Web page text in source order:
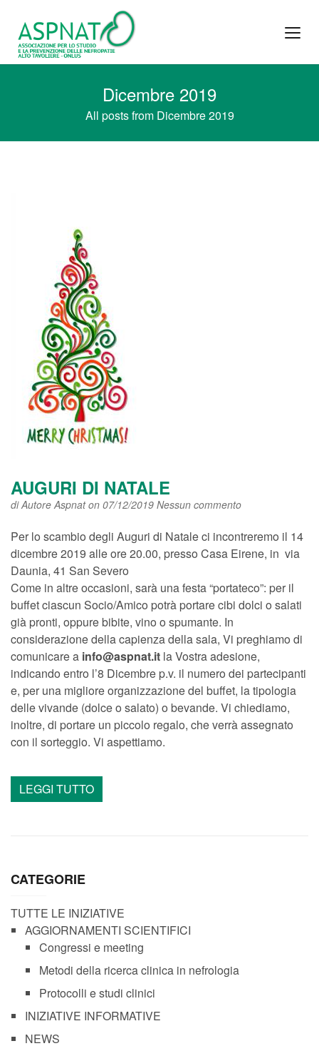
Dicembre 2019
All posts from Dicembre 2019
AUGURI DI NATALE
diAutore Aspnaton 07/12/2019 Nessun commento
Per lo scambio degli Auguri di Natale ci incontreremo il 14
dicembre 2019 alle ore 20.00, presso Casa Eirene, in via
Daunia, 41 San Severo
Come in altre occasioni, sarà una festa “portateco”: per il
buffet ciascun Socio/Amico potrà portare cibi dolci o salati
già pronti, oppure bibite, vino o spumante. In
considerazione della capienza della sala, Vi preghiamo di
comunicare a info@aspnat.it la Vostra adesione,
indicando entro l’8 Dicembre p.v. il numero dei partecipanti
e, per una migliore organizzazione del buffet, la tipologia
delle vivande (dolce o salato) o bevande. Vi chiediamo,
inoltre, di portare un piccolo regalo, che verrà assegnato
con il sorteggio. Vi aspettiamo.
LEGGI TUTTO
CATEGORIE
TUTTE LE INIZIATIVE
AGGIORNAMENTI SCIENTIFICI
Congressi e meeting
Metodi della ricerca clinica in nefrologia
Protocolli e studi clinici
INIZIATIVE INFORMATIVE
NEWS